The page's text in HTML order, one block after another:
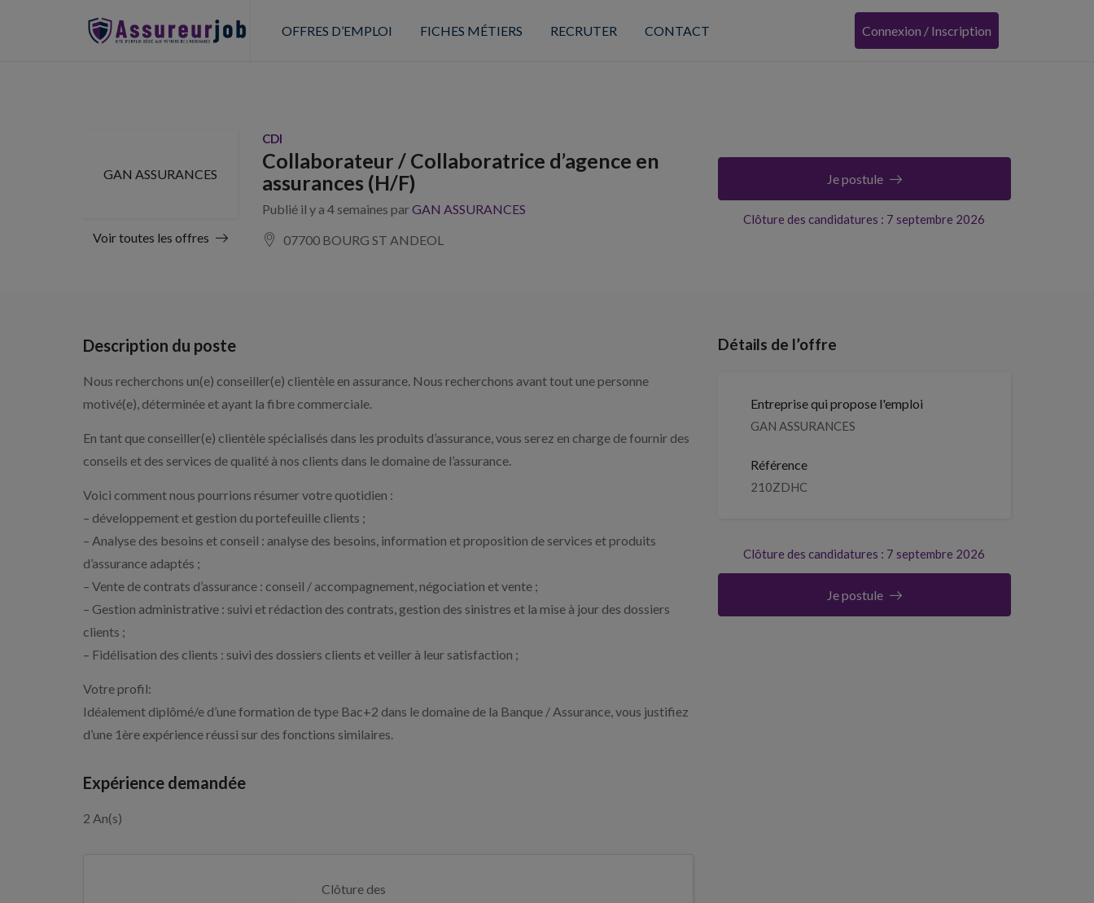
OFFRES D’EMPLOI FICHES MÉTIERS RECRUTER CONTACT Connexion / Inscription
GAN ASSURANCES
Voir toutes les offres
CDI
Collaborateur / Collaboratrice d’agence en
assurances (H/F)
Publié il y a 4 semaines parGAN ASSURANCES
07700 BOURG ST ANDEOL
Clôture des candidatures : 7 septembre 2026
Je postule
Description du poste
Nous recherchons un(e) conseiller(e) clientèle en assurance. Nous recherchons avant tout une personne
motivé(e), déterminée et ayant la fibre commerciale.
En tant que conseiller(e) clientèle spécialisés dans les produits d’assurance, vous serez en charge de fournir des
conseils et des services de qualité à nos clients dans le domaine de l’assurance.
Voici comment nous pourrions résumer votre quotidien :
– développement et gestion du portefeuille clients ;
– Analyse des besoins et conseil : analyse des besoins, information et proposition de services et produits
d’assurance adaptés ;
– Vente de contrats d’assurance : conseil / accompagnement, négociation et vente ;
– Gestion administrative : suivi et rédaction des contrats, gestion des sinistres et la mise à jour des dossiers
clients ;
– Fidélisation des clients : suivi des dossiers clients et veiller à leur satisfaction ;
Votre profil:
Idéalement diplômé/e d’une formation de type Bac+2 dans le domaine de la Banque / Assurance, vous justifiez
d’une 1ère expérience réussi sur des fonctions similaires.
Expérience demandée
2 An(s)
Clôture des
Détails de l’offre
Entreprise qui propose l'emploi
GAN ASSURANCES
Référence
210ZDHC
Clôture des candidatures : 7 septembre 2026
Je postule